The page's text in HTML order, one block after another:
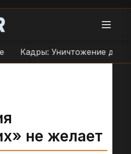
Кадры: Уничтожение
не желает